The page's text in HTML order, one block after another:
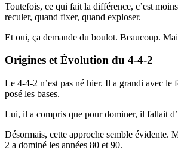
Toutefois, ce qui fait la différence, c’est
reculer, quand fixer, quand exploser.
Et oui, ça demande du boulot. Beaucoup.
Origines et Évolution du 4-4-2
Le 4-4-2 n’est pas né hier. Il a grandi avec
posé les bases.
Lui, il a compris que pour dominer, il fallait
Désormais, cette approche semble évidente.
2 a dominé les années 80 et 90.